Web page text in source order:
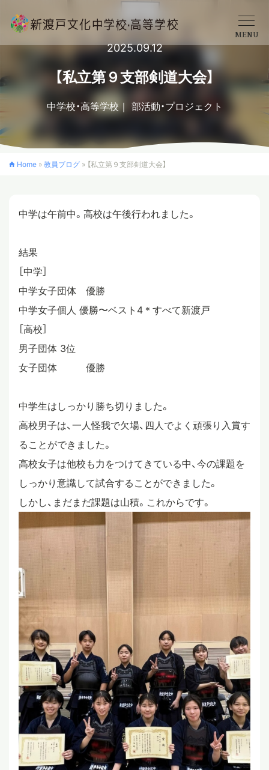
学校概要
中学校
高等学校
クロスカリキュラム
スタディツアー
在校生・保護者・卒業生の方へ
MENU
2025.09.12
【私立第９支部剣道大会】
中学校・高等学校 部活動・プロジェクト
Home » 教員ブログ » 【私立第９支部剣道大会】
中学は午前中。高校は午後行われました。
結果
［中学］
中学女子団体 優勝
中学女子個人 優勝〜ベスト4＊すべて新渡戸
［高校］
男子団体 3位
女子団体 優勝
中学生はしっかり勝ち切りました。
高校男子は、一人怪我で欠場、四人でよく頑張り入賞す
ることができました。
高校女子は他校も力をつけてきている中、今の課題を
しっかり意識して試合することができました。
しかし、まだまだ課題は山積。これからです。